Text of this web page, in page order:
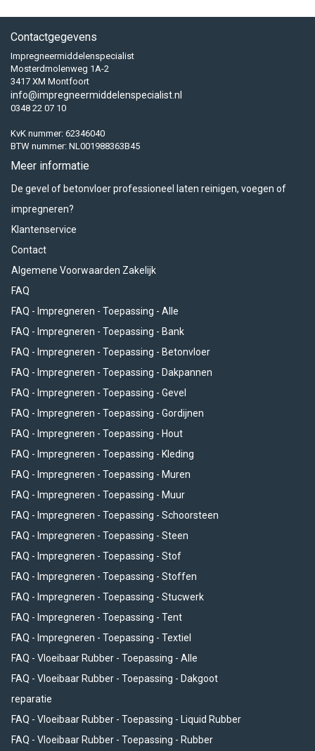
Contactgegevens
Impregneermiddelenspecialist
Mosterdmolenweg 1A-2
3417 XM Montfoort
info@impregneermiddelenspecialist.nl
0348 22 07 10
KvK nummer: 62346040
BTW nummer: NL001988363B45
Meer informatie
De gevel of betonvloer professioneel laten reinigen, voegen of
impregneren?
Klantenservice
Contact
Algemene Voorwaarden Zakelijk
FAQ
FAQ - Impregneren - Toepassing - Alle
FAQ - Impregneren - Toepassing - Bank
FAQ - Impregneren - Toepassing - Betonvloer
FAQ - Impregneren - Toepassing - Dakpannen
FAQ - Impregneren - Toepassing - Gevel
FAQ - Impregneren - Toepassing - Gordijnen
FAQ - Impregneren - Toepassing - Hout
FAQ - Impregneren - Toepassing - Kleding
FAQ - Impregneren - Toepassing - Muren
FAQ - Impregneren - Toepassing - Muur
FAQ - Impregneren - Toepassing - Schoorsteen
FAQ - Impregneren - Toepassing - Steen
FAQ - Impregneren - Toepassing - Stof
FAQ - Impregneren - Toepassing - Stoffen
FAQ - Impregneren - Toepassing - Stucwerk
FAQ - Impregneren - Toepassing - Tent
FAQ - Impregneren - Toepassing - Textiel
FAQ - Vloeibaar Rubber - Toepassing - Alle
FAQ - Vloeibaar Rubber - Toepassing - Dakgoot
reparatie
FAQ - Vloeibaar Rubber - Toepassing - Liquid Rubber
FAQ - Vloeibaar Rubber - Toepassing - Rubber